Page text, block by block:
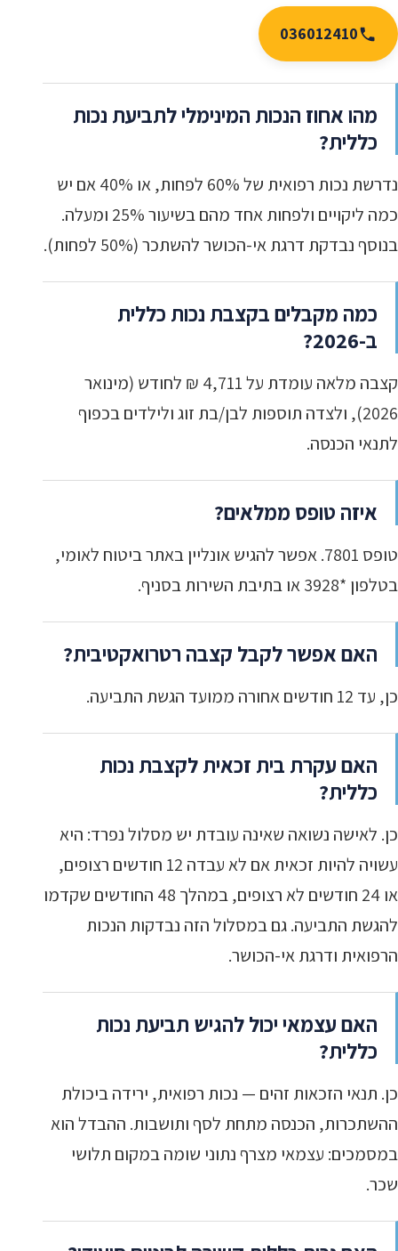
036012410
מהו אחוז הנכות המינימלי לתביעת נכות
כללית?
נדרשת נכות רפואית של 60% לפחות, או 40% אם יש
כמה ליקויים ולפחות אחד מהם בשיעור 25% ומעלה.
בנוסף נבדקת דרגת אי-הכושר להשתכר (50% לפחות).
כמה מקבלים בקצבת נכות כללית
ב-2026?
קצבה מלאה עומדת על 4,711 ₪ לחודש (מינואר
2026), ולצדה תוספות לבן/בת זוג ולילדים בכפוף
לתנאי הכנסה.
איזה טופס ממלאים?
טופס 7801. אפשר להגיש אונליין באתר ביטוח לאומי,
בטלפון *3928 או בתיבת השירות בסניף.
האם אפשר לקבל קצבה רטרואקטיבית?
כן, עד 12 חודשים אחורה ממועד הגשת התביעה.
האם עקרת בית זכאית לקצבת נכות
כללית?
כן. לאישה נשואה שאינה עובדת יש מסלול נפרד: היא
עשויה להיות זכאית אם לא עבדה 12 חודשים רצופים,
או 24 חודשים לא רצופים, במהלך 48 החודשים שקדמו
להגשת התביעה. גם במסלול הזה נבדקות הנכות
הרפואית ודרגת אי-הכושר.
האם עצמאי יכול להגיש תביעת נכות
כללית?
כן. תנאי הזכאות זהים — נכות רפואית, ירידה ביכולת
ההשתכרות, הכנסה מתחת לסף ותושבות. ההבדל הוא
במסמכים: עצמאי מצרף נתוני שומה במקום תלושי
שכר.